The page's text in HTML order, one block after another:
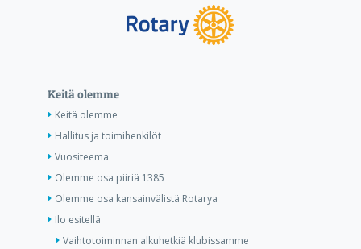
Keitä olemme
Keitä olemme
Hallitus ja toimihenkilöt
Vuositeema
Olemme osa piiriä 1385
Olemme osa kansainvälistä Rotarya
Ilo esitellä
Vaihtotoiminnan alkuhetkiä klubissamme